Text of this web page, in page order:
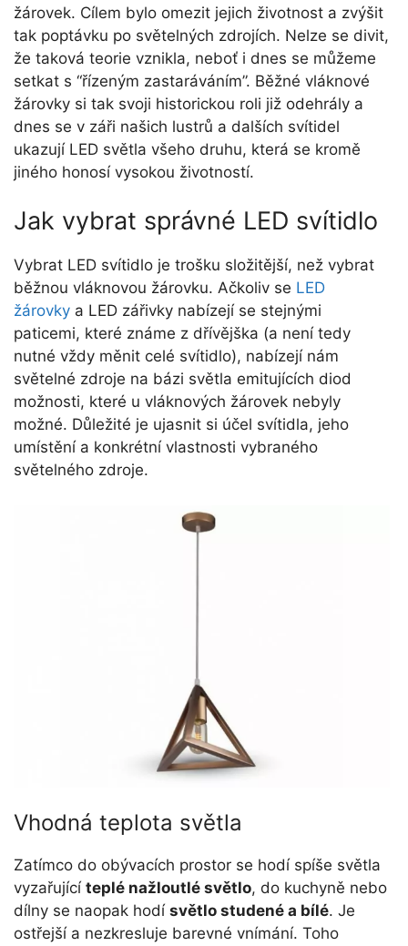
žárovek. Cílem bylo omezit jejich životnost a zvýšit
tak poptávku po světelných zdrojích. Nelze se divit,
že taková teorie vznikla, neboť i dnes se můžeme
setkat s “řízeným zastaráváním”. Běžné vláknové
žárovky si tak svoji historickou roli již odehrály a
dnes se v záři našich lustrů a dalších svítidel
ukazují LED světla všeho druhu, která se kromě
jiného honosí vysokou životností.
Jak vybrat správné LED svítidlo
Vybrat LED svítidlo je trošku složitější, než vybrat
běžnou vláknovou žárovku. Ačkoliv se LED
žárovky a LED zářivky nabízejí se stejnými
paticemi, které známe z dřívějška (a není tedy
nutné vždy měnit celé svítidlo), nabízejí nám
světelné zdroje na bázi světla emitujících diod
možnosti, které u vláknových žárovek nebyly
možné. Důležité je ujasnit si účel svítidla, jeho
umístění a konkrétní vlastnosti vybraného
světelného zdroje.
Vhodná teplota světla
Zatímco do obývacích prostor se hodí spíše světla
vyzařující teplé nažloutlé světlo, do kuchyně nebo
dílny se naopak hodí světlo studené a bílé. Je
ostřejší a nezkresluje barevné vnímání. Toho